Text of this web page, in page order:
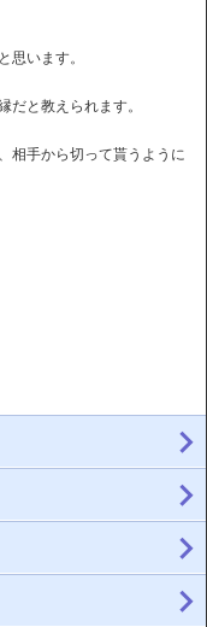
思います。
だと教えられます。
相手から切って貰うように